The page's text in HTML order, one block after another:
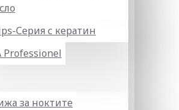
Серия с кератин
Professionel
за ноктите